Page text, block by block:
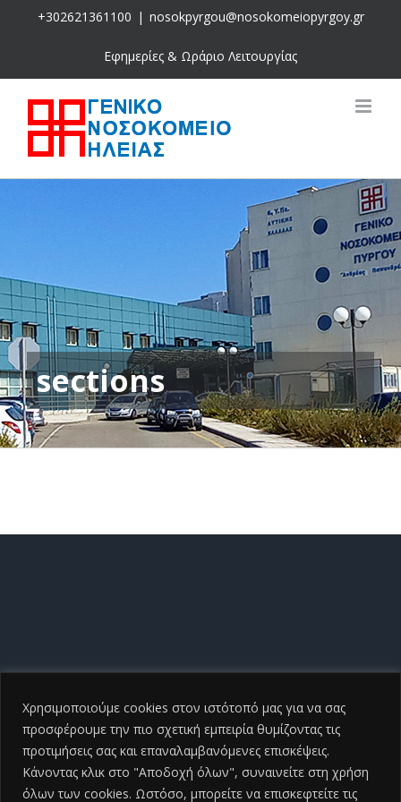
Χρησιμοποιούμε cookies στον ιστότοπό μας για να σας
προσφέρουμε την πιο σχετική εμπειρία θυμίζοντας τις
προτιμήσεις σας και επαναλαμβανόμενες επισκέψεις.
Κάνοντας κλικ στο "Αποδοχή όλων", συναινείτε στη χρήση
όλων των cookies. Ωστόσο, μπορείτε να επισκεφτείτε τις
+302621361100 | nosokpyrgou@nosokomeiopyrgoy.gr
Εφημερίες & Ωράριο Λειτουργίας
sections